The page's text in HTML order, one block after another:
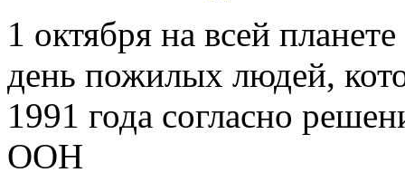
1 октября на всей
день пожилых людей,
1991 года согласно
ООН